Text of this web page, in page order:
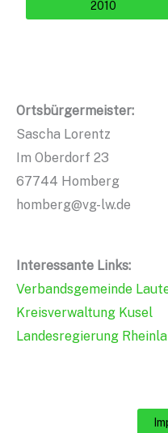
2010
Ortsbürgermeister:
Sascha Lorentz
Im Oberdorf 23
67744 Homberg
homberg@vg-lw.de
Interessante Links:
Verbandsgemeinde
Kreisverwaltung Kusel
Landesregierung